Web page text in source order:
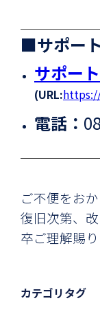
■サポー
サポー
(URL:
電話：
ご不便をお
復旧次第、
卒ご理解賜
カテゴリタグ